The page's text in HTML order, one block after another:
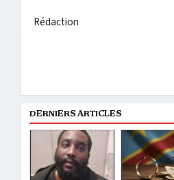
Rédaction
DERNIERS ARTICLES